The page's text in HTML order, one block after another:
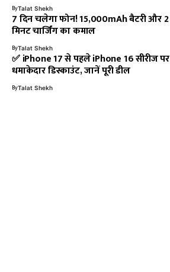
ByTalat Shekh
7 दिन चलेगा फोन! 15,000mAh बैटरी और 2
मिनट चार्जिंग का कमाल
ByTalat Shekh
✅ iPhone 17 से पहले iPhone 16 सीरीज पर
धमाकेदार डिस्काउंट, जानें पूरी डील
ByTalat Shekh